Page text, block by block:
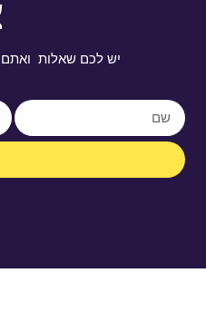
יש לכם שאלות ואתם